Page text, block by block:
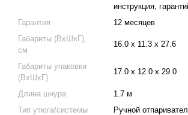
инструкция,
Гарантия
12 месяцев
Габариты (ВхШхГ),
см
16.0 х 11.3 х 27.6
Габариты упаковки
(ВхШхГ)
17.0 х 12.0 х 29.0
Длина шнура
1.7 м
Тип утюга/системы
Ручной